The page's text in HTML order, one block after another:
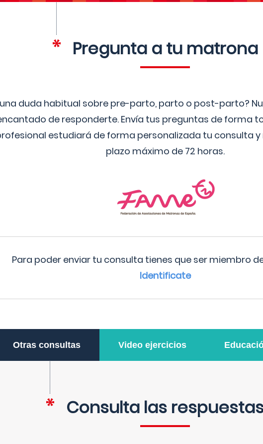
Pregunta a tu matrona
duda habitual sobre pre-parto, parto o post-parto?
de responderte. Envía tus preguntas de forma
estudiará de forma personalizada tu consulta y
plazo máximo de 72 horas.
Para poder enviar tu consulta tienes que ser miembro de
Identificate
Otras consultas Video ejercicios
Consulta las